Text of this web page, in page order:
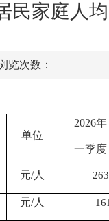
民家庭人
览次数：
单位
2026年
一季度
元/人
元/人